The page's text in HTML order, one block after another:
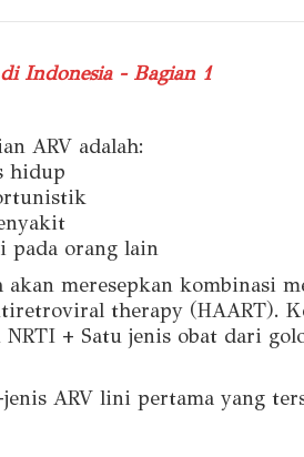
Indonesia - Bagian 1
ARV adalah:
hidup
pada orang lain
meresepkan kombinasi
therapy (HAART).
+ Satu jenis obat dari
ARV lini pertama yang